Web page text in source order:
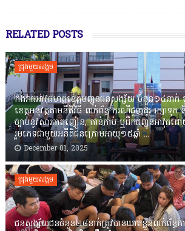
RELATED POSTS
ជ្រុងមួយសង្គម
កងរាជឣាវុធហត្ថខេត្តបញ្ជូនជនសង្ស័យ ចំនួន១៤នា
ខេត្តឣនុវត្តតាមនីតិវិធី ពាក់ព័ន្ធ ករណីជួញដូរ រក្សា
ច្បាប់នូវសារធាតុញៀន, កាន់កាប់ ឬដឹកជញ្ជូនអាវុធដោយ
រួមភេទជាមួយអនីតិជនក្រោមអាយុ១៥ឆ្នាំ ...
December 01, 2025
ជ្រុងមួយសង្គម
ជនសង្ស័យជនចំនួន២៨នាក់ត្រូវបានឃាត់ខ្លួនពាក់ព័ន្ធក